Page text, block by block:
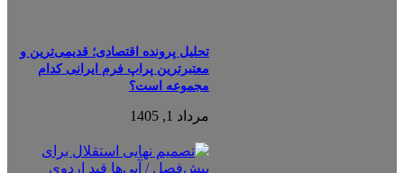
تحلیل پرونده اقتصادی؛ قدیمی‌ترین و
معتبرترین پراپ فرم ایرانی کدام
مجموعه است؟
مرداد 1, 1405